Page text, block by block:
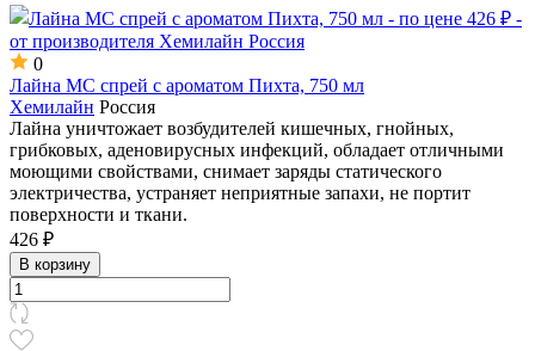
0
Лайна МС спрей с ароматом Пихта, 750 мл
Хемилайн Россия
Лайна уничтожает возбудителей кишечных, гнойных,
грибковых, аденовирусных инфекций, обладает отличными
моющими свойствами, снимает заряды статического
электричества, устраняет неприятные запахи, не портит
поверхности и ткани.
426 ₽
В корзину